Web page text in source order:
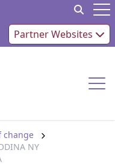
Partner Websites
change
NY